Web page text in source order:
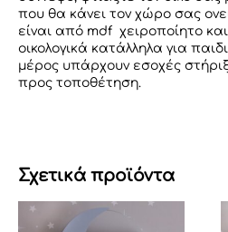
που θα κάνει τον χώρο σας
είναι από mdf χειροποίητο
οικολογικά κατάλληλα για
μέρος υπάρχουν εσοχές
προς τοποθέτηση.
Σχετικά προϊόντα